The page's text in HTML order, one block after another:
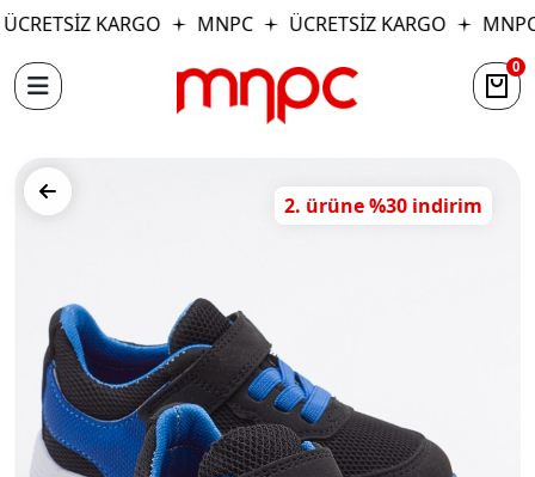
KARGO MNPC ÜCRETSİZ KARGO MNPC
0
2. ürüne %30 indirim